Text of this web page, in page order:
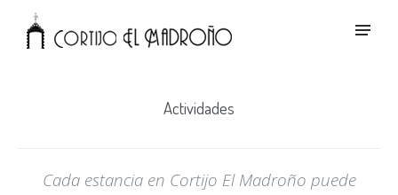
Actividades
Cada estancia en Cortijo El Madroño puede